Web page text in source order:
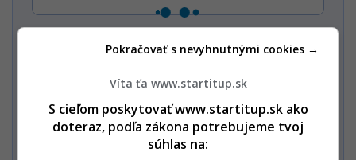
Chcem vidieť celú ponuku / Mámzľavový kód
Nechcem odoberať PREMIUM newsletter a Startitup Group
partnerov.
Víta ťa www.startitup.sk
S cieľom poskytovať www.startitup.sk ako
doteraz, podľa zákona potrebujeme tvoj
súhlas na:
Pokračovať s nevyhnutnými cookies →